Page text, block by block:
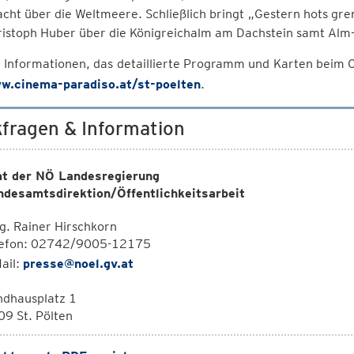
über die Weltmeere. Schließlich bringt „Gestern hots
Huber über die Königreichalm am Dachstein samt
Informationen, das detaillierte Programm und Karten
paradiso.at/st-poelten.
& Information
der NÖ Landesregierung
Öffentlichkeitsarbeit
Rainer Hirschkorn
02742/9005-12175
presse@noel.gv.at
1
St. Pölten